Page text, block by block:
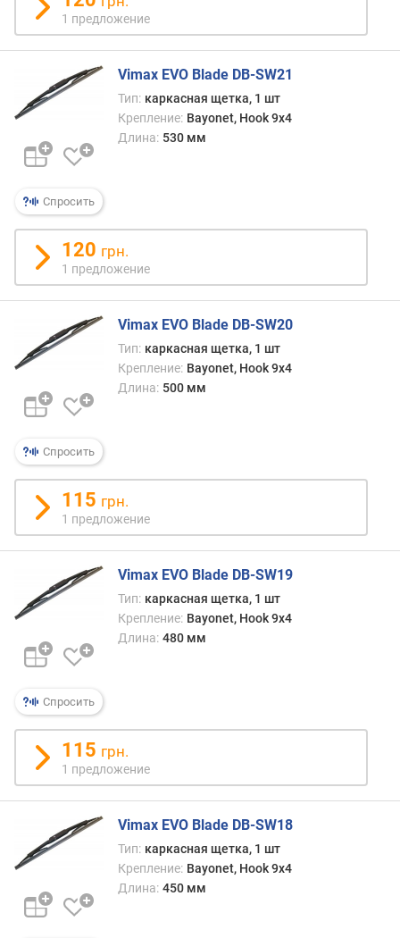
к
о
(
)
1 предложение
Спросить
Vimax EVO Blade DB-SW21
Тип: каркасная щетка, 1 шт
Крепление: Bayonet, Hook 9x4
Длина: 530 мм
120 грн.
1 предложение
Спросить
Vimax EVO Blade DB-SW20
Тип: каркасная щетка, 1 шт
Крепление: Bayonet, Hook 9x4
Длина: 500 мм
115 грн.
1 предложение
Спросить
Vimax EVO Blade DB-SW19
Тип: каркасная щетка, 1 шт
Крепление: Bayonet, Hook 9x4
Длина: 480 мм
115 грн.
1 предложение
Vimax EVO Blade DB-SW18
Тип: каркасная щетка, 1 шт
Крепление: Bayonet, Hook 9x4
Длина: 450 мм